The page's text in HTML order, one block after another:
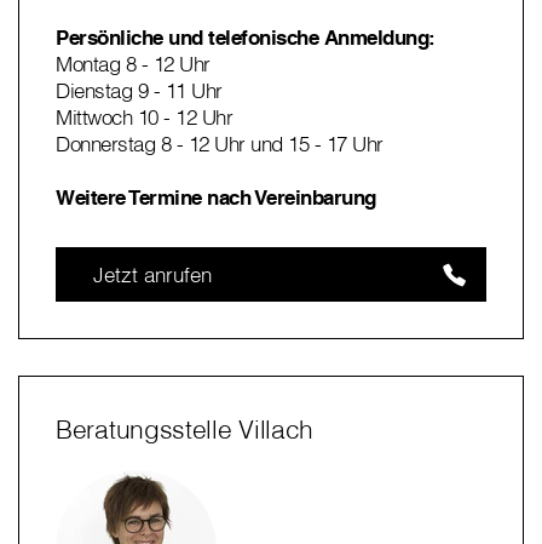
Persönliche und telefonische Anmeldung:
Montag 8 - 12 Uhr
Dienstag 9 - 11 Uhr
Mittwoch 10 - 12 Uhr
Donnerstag 8 - 12 Uhr und 15 - 17 Uhr
Weitere Termine nach Vereinbarung
Jetzt anrufen
Beratungsstelle Villach